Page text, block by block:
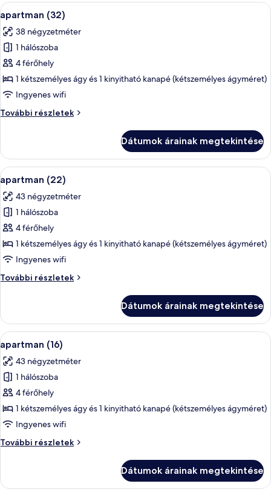
A
következő
szoba
összes
képének
megtekintése:
apartman
Egy modern nappali, amelyben
9
apartman (32)
38 négyzetméter
1 hálószoba
4 férőhely
1 kétszemélyes ágy és 1 kinyitható kanapé (kétszemélyes ágyméret)
Ingyenes wifi
További részletek
apartman
Dátumok árainak megtekintése
A
következő
szoba
összes
képének
megtekintése:
apartman
apartman (22) | 1 hálószoba és
9
apartman (22)
43 négyzetméter
1 hálószoba
4 férőhely
1 kétszemélyes ágy és 1 kinyitható kanapé (kétszemélyes ágyméret)
Ingyenes wifi
További részletek
apartman
Dátumok árainak megtekintése
A
következő
szoba
összes
képének
megtekintése:
apartman
Egy modern nappali, melyben egy
21
apartman (16)
43 négyzetméter
1 hálószoba
4 férőhely
1 kétszemélyes ágy és 1 kinyitható kanapé (kétszemélyes ágyméret)
Ingyenes wifi
További részletek
apartman
Dátumok árainak megtekintése